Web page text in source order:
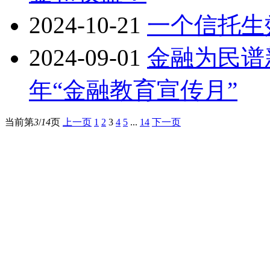
2024-10-21 一个信托
2024-09-01 金融为民
年“金融教育宣传月”
当前第3/14页 上一页 1 2 3 4 5 ... 14 下一页